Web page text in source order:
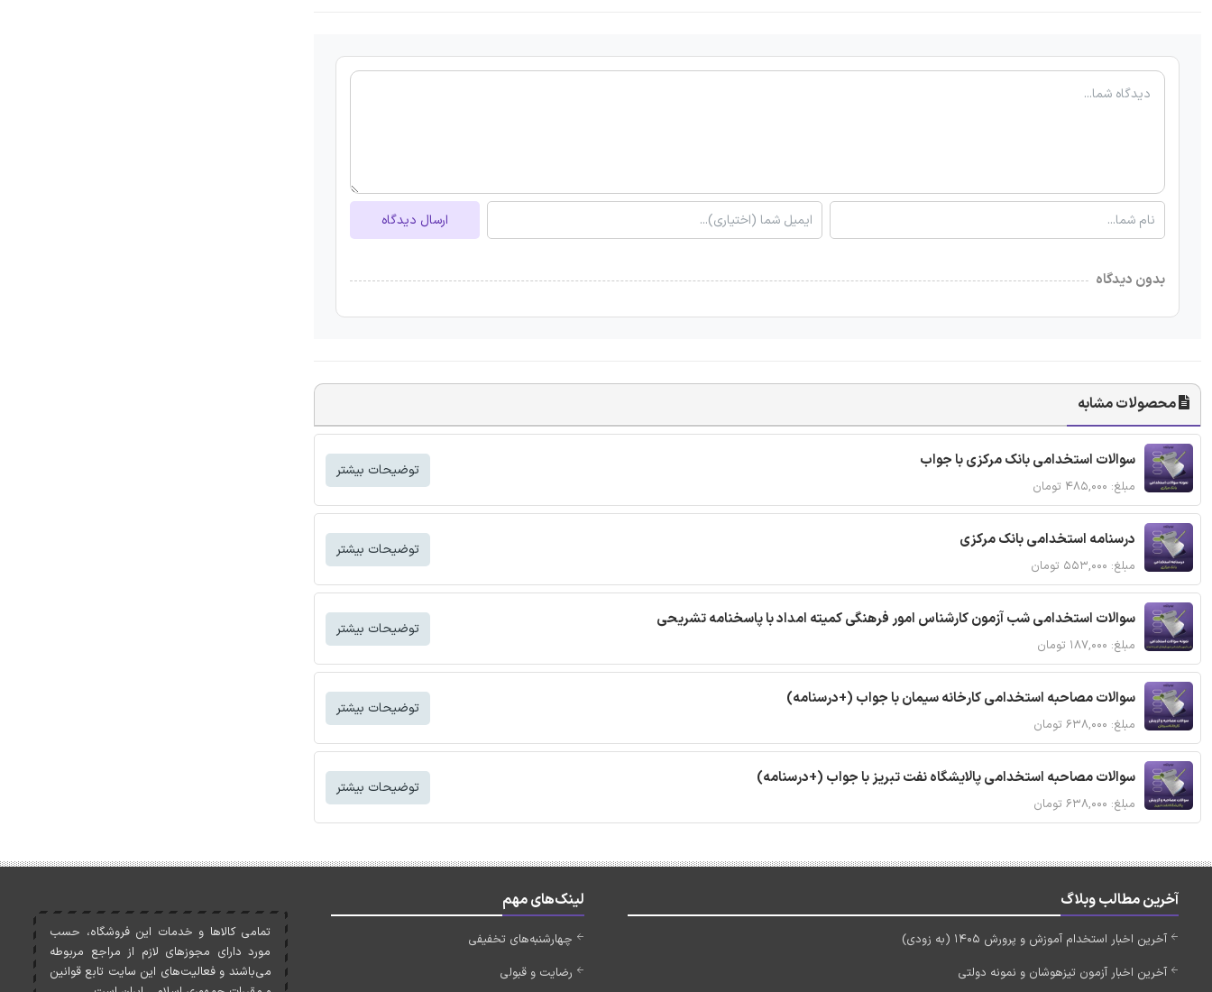
ارسال دیدگاه
بدون دیدگاه
محصولات مشابه
سوالات استخدامی بانک مرکزی با جواب
مبلغ: ۴۸۵,۰۰۰ تومان
توضیحات بیشتر
درسنامه استخدامی بانک مرکزی
مبلغ: ۵۵۳,۰۰۰ تومان
توضیحات بیشتر
سوالات استخدامی شب آزمون کارشناس امور فرهنگی کمیته امداد با پاسخنامه تشریحی
مبلغ: ۱۸۷,۰۰۰ تومان
توضیحات بیشتر
سوالات مصاحبه استخدامی کارخانه سیمان با جواب (+درسنامه)
مبلغ: ۶۳۸,۰۰۰ تومان
توضیحات بیشتر
سوالات مصاحبه استخدامی پالایشگاه نفت تبریز با جواب (+درسنامه)
مبلغ: ۶۳۸,۰۰۰ تومان
توضیحات بیشتر
آخرین مطالب وبلاگ
آخرین اخبار استخدام آموزش و پرورش 1405 (به زودی)
آخرین اخبار آزمون تیزهوشان و نمونه دولتی
لینک‌های مهم
چهارشنبه‌های تخفیفی
رضایت و قبولی
تمامی کالاها و خدمات اين فروشگاه، حسب
مورد دارای مجوزهای لازم از مراجع مربوطه
می‌باشند و فعاليت‌های اين سايت تابع قوانين